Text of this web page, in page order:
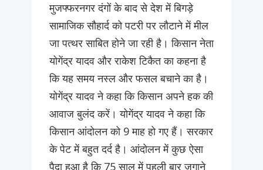
मुजफ्फरनगर दंगों के बाद से देश में बिगड़े
सामाजिक सौहार्द को पटरी पर लौटाने में मील
जा पत्थर साबित होने जा रही है। किसान नेता
योगेंद्र यादव और राकेश टिकैत का कहना है
कि यह समय नस्ल और फसल बचाने का है।
योगेंद्र यादव ने कहा कि किसान अपने हक की
आवाज बुलंद करें। योगेंद्र यादव ने कहा कि
किसान आंदोलन को 9 माह हो गए हैं। सरकार
के पेट में बहुत दर्द है। आंदोलन में कुछ ऐसा
पैदा हुआ है कि 75 साल में पहली बार जगाने